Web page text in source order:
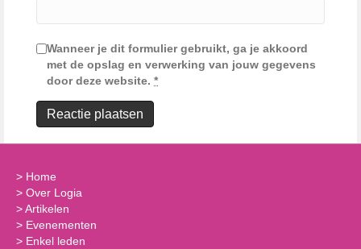
Wanneer je dit formulier gebruikt, ga je akkoord
met de opslag en verwerking van jouw gegevens
door deze website. *
> Home
> Over Logia
>Artikelen
> Evenementen
> Enkel leden